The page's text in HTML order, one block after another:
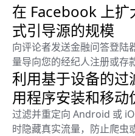
在 Facebook 上扩
式引导源的规模
向评论者发送金融问答登陆
量导向您的经纪人注册或存
利用基于设备的过
用程序安装和移动
过滤并重定向 Android 或
时隐藏真实流量，防止爬虫